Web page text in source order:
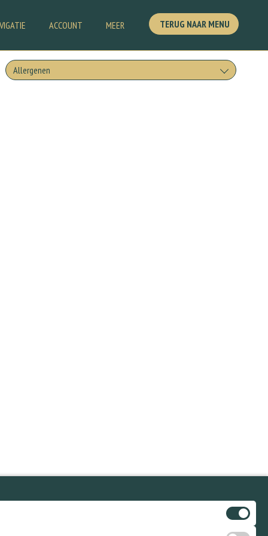
ACCOUNT MEER TERUG NAAR MENU
Allergenen